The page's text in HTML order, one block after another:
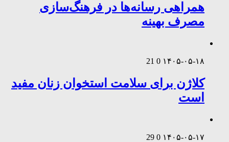
همراهی رسانه‌ها در فرهنگ‌سازی
مصرف بهینه
۱۴۰۵-۰۵-۱۸ 0
21
کلاژن برای سلامت استخوان زنان مفید
است
۱۴۰۵-۰۵-۱۷ 0
29